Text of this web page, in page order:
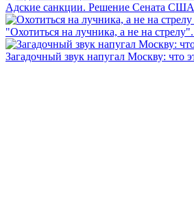
Адские санкции. Решение Сената США
"Охотиться на лучника, а не на
Загадочный звук напугал Москву: что